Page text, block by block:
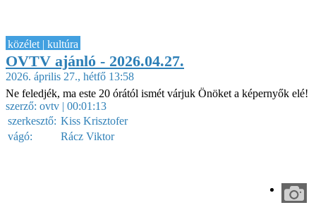
közélet | kultúra
OVTV ajánló - 2026.04.27.
2026. április 27., hétfő 13:58
Ne feledjék, ma este 20 órától ismét várjuk Önöket a képernyők elé!
szerző: ovtv | 00:01:13
szerkesztő: Kiss Krisztofer
vágó:
Rácz Viktor